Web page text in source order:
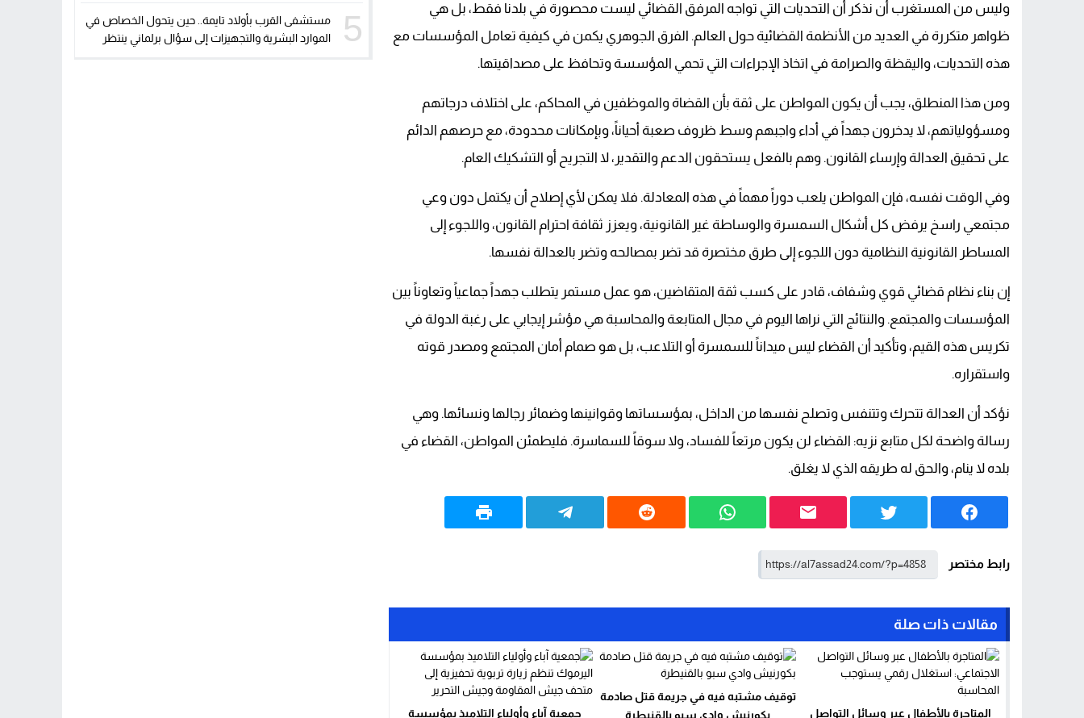
وليس من المستغرب أن نذكر أن التحديات التي تواجه المرفق القضائي ليست محصورة في بلدنا فقط، بل هي
ظواهر متكررة في العديد من الأنظمة القضائية حول العالم. الفرق الجوهري يكمن في كيفية تعامل المؤسسات مع
هذه التحديات، واليقظة والصرامة في اتخاذ الإجراءات التي تحمي المؤسسة وتحافظ على مصداقيتها.
ومن هذا المنطلق، يجب أن يكون المواطن على ثقة بأن القضاة والموظفين في المحاكم، على اختلاف درجاتهم
ومسؤولياتهم، لا يدخرون جهداً في أداء واجبهم وسط ظروف صعبة أحياناً، وبإمكانات محدودة، مع حرصهم الدائم
على تحقيق العدالة وإرساء القانون. وهم بالفعل يستحقون الدعم والتقدير، لا التجريح أو التشكيك العام.
وفي الوقت نفسه، فإن المواطن يلعب دوراً مهماً في هذه المعادلة. فلا يمكن لأي إصلاح أن يكتمل دون وعي
مجتمعي راسخ يرفض كل أشكال السمسرة والوساطة غير القانونية، ويعزز ثقافة احترام القانون، واللجوء إلى
المساطر القانونية النظامية دون اللجوء إلى طرق مختصرة قد تضر بمصالحه وتضر بالعدالة نفسها.
إن بناء نظام قضائي قوي وشفاف، قادر على كسب ثقة المتقاضين، هو عمل مستمر يتطلب جهداً جماعياً وتعاوناً بين
المؤسسات والمجتمع. والنتائج التي نراها اليوم في مجال المتابعة والمحاسبة هي مؤشر إيجابي على رغبة الدولة في
تكريس هذه القيم، وتأكيد أن القضاء ليس ميداناً للسمسرة أو التلاعب، بل هو صمام أمان المجتمع ومصدر قوته
واستقراره.
نؤكد أن العدالة تتحرك وتتنفس وتصلح نفسها من الداخل، بمؤسساتها وقوانينها وضمائر رجالها ونسائها. وهي
رسالة واضحة لكل متابع نزيه: القضاء لن يكون مرتعاً للفساد، ولا سوقاً للسماسرة. فليطمئن المواطن، القضاء في
بلده لا ينام، والحق له طريقه الذي لا يغلق.
رابط مختصر
مقالات ذات صلة
المتاجرة بالأطفال عبر وسائل التواصل
توقيف مشتبه فيه في جريمة قتل صادمة
بكورنيش وادي سبو بالقنيطرة
جمعية آباء وأولياء التلاميذ بمؤسسة
5
مستشفى القرب بأولاد تايمة.. حين يتحول الخصاص في
الموارد البشرية والتجهيزات إلى سؤال برلماني ينتظر